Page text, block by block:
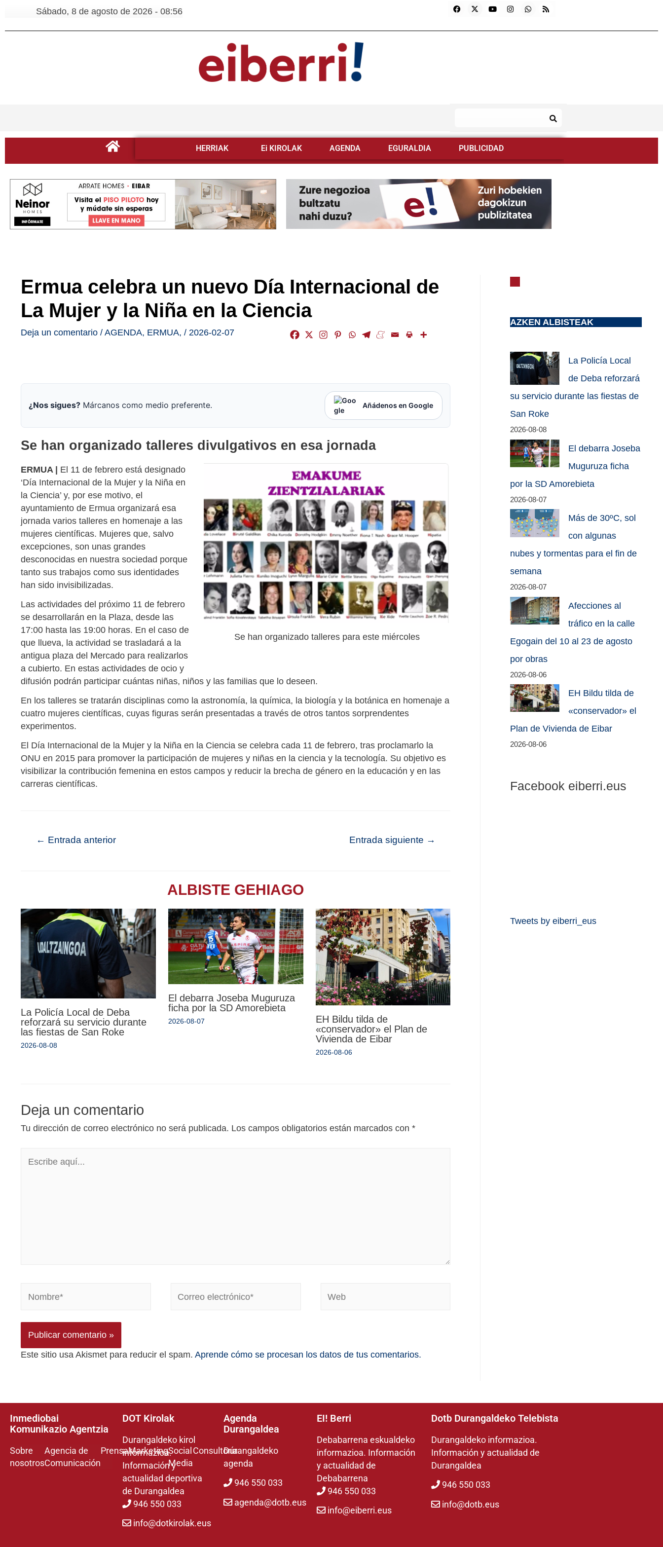
Sábado, 8 de agosto de 2026 - 08:56
HERRIAK Ei KIROLAK AGENDA EGURALDIA PUBLICIDAD
Ermua celebra un nuevo Día Internacional de
La Mujer y la Niña en la Ciencia
Deja un comentario / AGENDA, ERMUA, / 2026-02-07
¿Nos sigues? Márcanos como medio preferente. Añádenos en Google
Se han organizado talleres divulgativos en esa jornada
Se han organizado talleres para este miércoles
ERMUA | El 11 de febrero está designado
‘Día Internacional de la Mujer y la Niña en
la Ciencia’ y, por ese motivo, el
ayuntamiento de Ermua organizará esa
jornada varios talleres en homenaje a las
mujeres científicas. Mujeres que, salvo
excepciones, son unas grandes
desconocidas en nuestra sociedad porque
tanto sus trabajos como sus identidades
han sido invisibilizadas.
Las actividades del próximo 11 de febrero
se desarrollarán en la Plaza, desde las
17:00 hasta las 19:00 horas. En el caso de
que llueva, la actividad se trasladará a la
antigua plaza del Mercado para realizarlos
a cubierto. En estas actividades de ocio y
difusión podrán participar cuántas niñas, niños y las familias que lo deseen.
En los talleres se tratarán disciplinas como la astronomía, la química, la biología y la botánica en homenaje a
cuatro mujeres científicas, cuyas figuras serán presentadas a través de otros tantos sorprendentes
experimentos.
El Día Internacional de la Mujer y la Niña en la Ciencia se celebra cada 11 de febrero, tras proclamarlo la
ONU en 2015 para promover la participación de mujeres y niñas en la ciencia y la tecnología. Su objetivo es
visibilizar la contribución femenina en estos campos y reducir la brecha de género en la educación y en las
carreras científicas.
← Entrada anterior Entrada siguiente →
ALBISTE GEHIAGO
La Policía Local de Deba
reforzará su servicio durante
las fiestas de San Roke
2026-08-08
El debarra Joseba Muguruza
ficha por la SD Amorebieta
2026-08-07
EH Bildu tilda de
«conservador» el Plan de
Vivienda de Eibar
2026-08-06
Deja un comentario
Tu dirección de correo electrónico no será publicada. Los campos obligatorios están marcados con *
Este sitio usa Akismet para reducir el spam. Aprende cómo se procesan los datos de tus comentarios.
AZKEN ALBISTEAK
La Policía Local
de Deba reforzará
su servicio durante las fiestas de
San Roke
2026-08-08
El debarra Joseba
Muguruza ficha
por la SD Amorebieta
2026-08-07
Más de 30ºC, sol
con algunas
nubes y tormentas para el fin de
semana
2026-08-07
Afecciones al
tráfico en la calle
Egogain del 10 al 23 de agosto
por obras
2026-08-06
EH Bildu tilda de
«conservador» el
Plan de Vivienda de Eibar
2026-08-06
Facebook eiberri.eus
Tweets by eiberri_eus
Inmediobai
Komunikazio Agentzia
Sobre
nosotros
Agencia de
Comunicación
PrensaMarketingSocial
Media
Consultoría
DOT Kirolak
Durangaldeko kirol
informazioa.
Información y
actualidad deportiva
de Durangaldea
946 550 033
info@dotkirolak.eus
Agenda
Durangaldea
Durangaldeko
agenda
946 550 033
agenda@dotb.eus
EI! Berri
Debabarrena eskualdeko
informazioa. Información
y actualidad de
Debabarrena
946 550 033
info@eiberri.eus
Dotb Durangaldeko Telebista
Durangaldeko informazioa.
Información y actualidad de
Durangaldea
946 550 033
info@dotb.eus